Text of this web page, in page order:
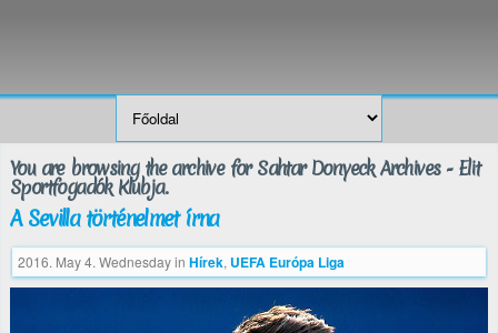
You are browsing the archive for Sahtar Donyeck Archives - Elit
Sportfogadók Klubja.
A Sevilla történelmet írna
2016. May 4. Wednesdayin Hírek, UEFA Európa Liga